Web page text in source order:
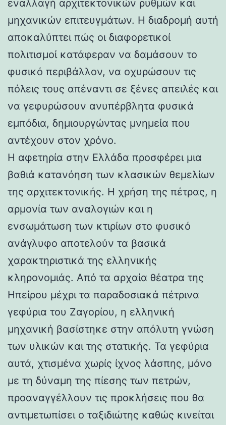
εναλλαγή αρχιτεκτονικών ρυθμών και
μηχανικών επιτευγμάτων. Η διαδρομή αυτή
αποκαλύπτει πώς οι διαφορετικοί
πολιτισμοί κατάφεραν να δαμάσουν το
φυσικό περιβάλλον, να οχυρώσουν τις
πόλεις τους απέναντι σε ξένες απειλές και
να γεφυρώσουν ανυπέρβλητα φυσικά
εμπόδια, δημιουργώντας μνημεία που
αντέχουν στον χρόνο.
Η αφετηρία στην Ελλάδα προσφέρει μια
βαθιά κατανόηση των κλασικών θεμελίων
της αρχιτεκτονικής. Η χρήση της πέτρας, η
αρμονία των αναλογιών και η
ενσωμάτωση των κτιρίων στο φυσικό
ανάγλυφο αποτελούν τα βασικά
χαρακτηριστικά της ελληνικής
κληρονομιάς. Από τα αρχαία θέατρα της
Ηπείρου μέχρι τα παραδοσιακά πέτρινα
γεφύρια του Ζαγορίου, η ελληνική
μηχανική βασίστηκε στην απόλυτη γνώση
των υλικών και της στατικής. Τα γεφύρια
αυτά, χτισμένα χωρίς ίχνος λάσπης, μόνο
με τη δύναμη της πίεσης των πετρών,
προαναγγέλλουν τις προκλήσεις που θα
αντιμετωπίσει ο ταξιδιώτης καθώς κινείται